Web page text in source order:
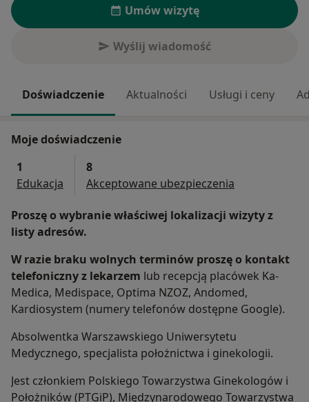
Umów wizytę
Wyślij wiadomość
Doświadczenie Aktualności Usługi i ceny
Moje doświadczenie
1
Edukacja
8
Akceptowane ubezpieczenia
Proszę o wybranie właściwej lokalizacji wizyty z
listy adresów.
W razie braku wolnych terminów proszę o kontakt
telefoniczny z lekarzem lub recepcją placówek Ka-
Medica, Medispace, Optima NZOZ, Andomed,
Kardiosystem (numery telefonów dostępne Google).
Absolwentka Warszawskiego Uniwersytetu
Medycznego, specjalista położnictwa i ginekologii.
Jest członkiem Polskiego Towarzystwa Ginekologów i
Położników (PTGiP), Międzynarodowego Towarzystwa